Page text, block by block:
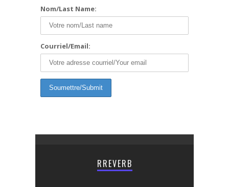
Nom/Last Name:
Courriel/Email:
RREVERB